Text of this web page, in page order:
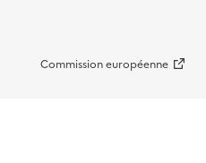
Commission européenne